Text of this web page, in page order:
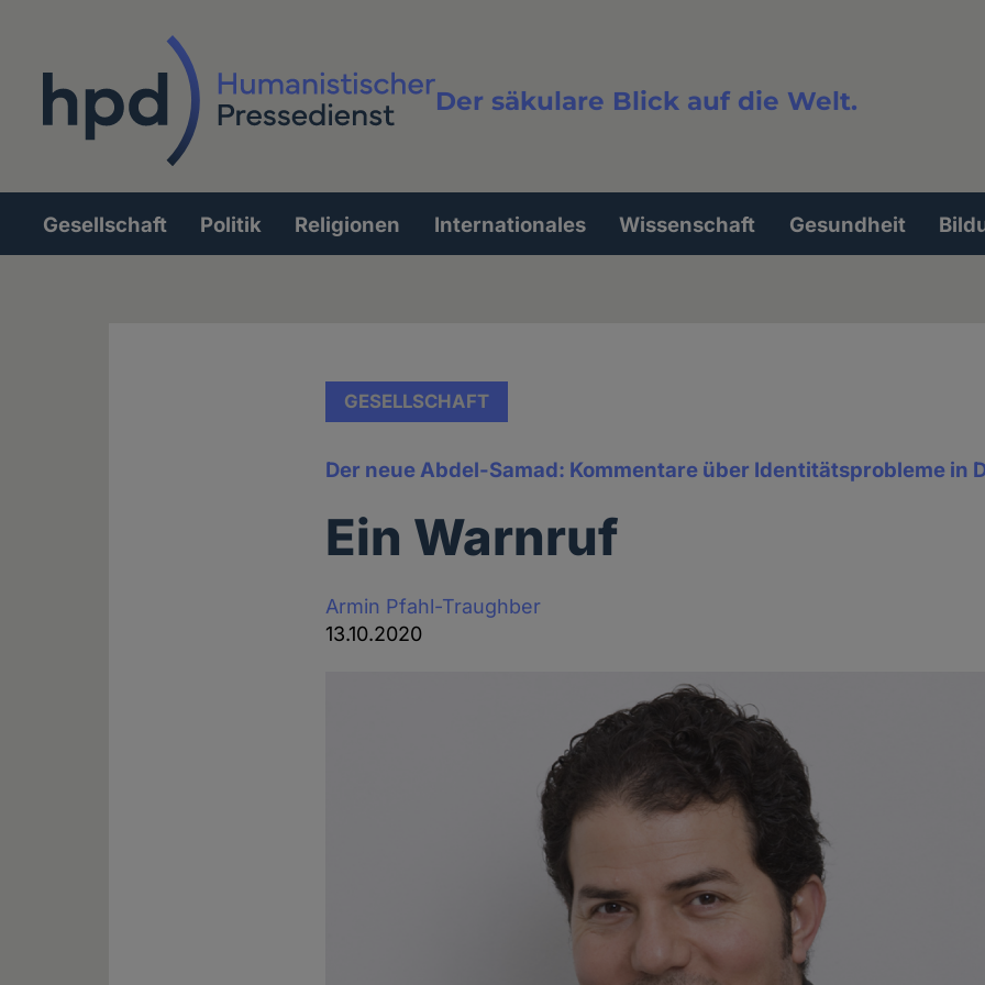
Der säkulare Blick auf die Welt.
Volltextsuche
Hauptnavigation
Gesellschaft Politik Religionen Internationales Wissenschaft Gesundheit
GESELLSCHAFT
Der neue Abdel-Samad: Kommentare über Identitätsprobleme in
Ein Warnruf
Armin Pfahl-Traughber
13.10.2020